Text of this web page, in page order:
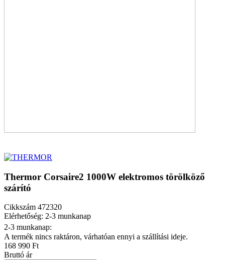
Thermor Corsaire2 1000W elektromos törölköző
szárító
Cikkszám 472320
Elérhetőség: 2-3 munkanap
2-3 munkanap:
A termék nincs raktáron, várhatóan ennyi a szállítási ideje.
168 990 Ft
Bruttó ár